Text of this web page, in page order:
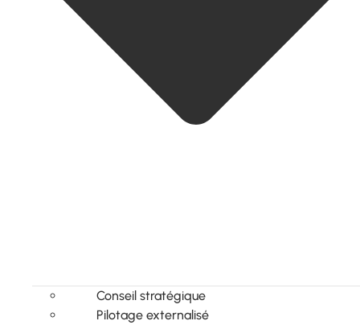
Conseil stratégique
Pilotage externalisé